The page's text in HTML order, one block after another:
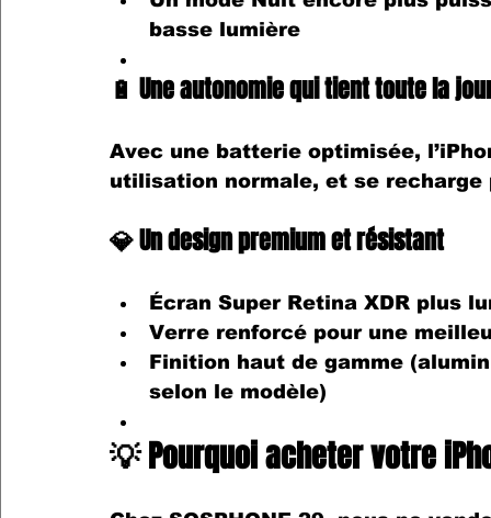
basse lumière
🔋 Une autonomie qui tient toute la
Avec une batterie optimisée, l’
utilisation normale, et se recharge
💎 Un design premium et résistant
Écran Super Retina XDR plus
Verre renforcé pour une
Finition haut de gamme
selon le modèle)
💡 Pourquoi acheter votre